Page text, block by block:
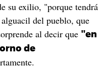
su exilio, "porque tendrá
del pueblo, que
al decir que "en
de